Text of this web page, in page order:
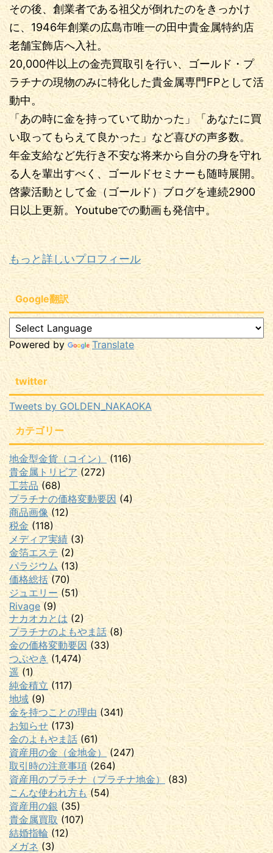
その後、創業者である祖父が倒れたのをきっかけ
に、1946年創業の広島市唯一の田中貴金属特約店
老舗宝飾店へ入社。
20,000件以上の金売買取引を行い、ゴールド・プ
ラチナの現物のみに特化した貴金属専門FPとして活
動中。
「あの時に金を持っていて助かった」「あなたに買
い取ってもらえて良かった」など喜びの声多数。
年金支給など先行き不安な将来から自分の身を守れ
る人を輩出すべく、ゴールドセミナーも随時展開。
啓蒙活動として金（ゴールド）ブログを連続2900
日以上更新。Youtubeでの動画も発信中。
もっと詳しいプロフィール
Google翻訳
Powered by Translate
twitter
Tweets by GOLDEN_NAKAOKA
カテゴリー
地金型金貨（コイン） (116)
貴金属トリビア(272)
工芸品(68)
プラチナの価格変動要因 (4)
商品画像 (12)
税金 (118)
メディア実績 (3)
金箔エステ (2)
パラジウム(13)
価格総括(70)
ジュエリー (51)
Rivage (9)
ナカオカとは (2)
プラチナのよもやま話(8)
金の価格変動要因 (33)
つぶやき (1,474)
遥(1)
純金積立 (117)
地域 (9)
金を持つことの理由 (341)
お知らせ (173)
金のよもやま話 (61)
資産用の金（金地金） (247)
取引時の注意事項 (264)
資産用のプラチナ（プラチナ地金）
(83)
こんな使われ方も (54)
資産用の銀 (35)
貴金属買取 (107)
結婚指輪 (12)
メガネ (3)